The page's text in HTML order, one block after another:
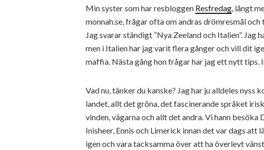
Min syster som har resbloggen Resfredag, långt
monnah.se, frågar ofta om andras drömresmål
Jag svarar ständigt ”Nya Zeeland och Italien”.
men i Italien har jag varit flera gånger och vill dit
maffia. Nästa gång hon frågar har jag ett nytt tips.
Vad nu, tänker du kanske? Jag har ju alldeles
landet, allt det gröna, det fascinerande språket
vinden, vägarna och allt det andra. Vi hann
Inisheer, Ennis och Limerick innan det var dags
igen och vara tacksamma över att ha överlevt